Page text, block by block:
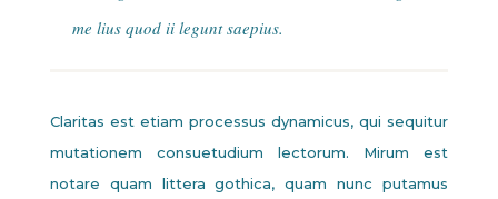
me lius quod ii legunt saepius.
Claritas est etiam processus dynamicus, qui sequitur
mutationem consuetudium lectorum. Mirum est
notare quam littera gothica, quam nunc putamus